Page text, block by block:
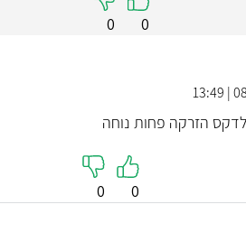
0
0
הזרקה פחות נוחה
0
0